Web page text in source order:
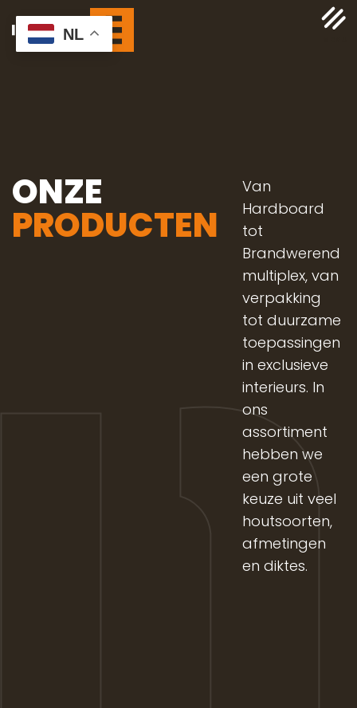
ONZE
PRODUCTEN
Van
Hardboard
tot
Brandwerend
multiplex, van
verpakking
tot duurzame
toepassingen
in exclusieve
interieurs. In
ons
assortiment
hebben we
een grote
keuze uit veel
houtsoorten,
afmetingen
en diktes.
NL